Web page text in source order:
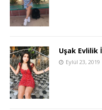
Uşak Evlilik
Eylül 23, 2019